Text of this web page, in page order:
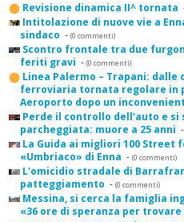
Revisione dinamica II^ tornata
Intitolazione di nuove vie a
sindaco - (0 commenti)
Scontro frontale tra due
feriti gravi - (0 commenti)
Linea Palermo – Trapani: dalle
ferroviaria tornata regolare in
Aeroporto dopo un
Perde il controllo dell'auto e
parcheggiata: muore a 25 anni -
La Guida ai migliori 100 Street
«Umbriaco» di Enna - (0 commenti)
L'omicidio stradale di
patteggiamento - (0 commenti)
Messina, si cerca la famiglia
«36 ore di speranza per